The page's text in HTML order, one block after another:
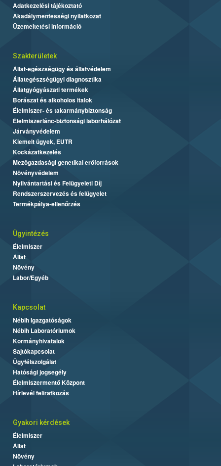
Adatkezelési tájékoztató
Akadálymentességi nyilatkozat
Üzemeltetési információ
Szakterületek
Állat-egészségügy és állatvédelem
Állategészségügyi diagnosztika
Állatgyógyászati termékek
Borászat és alkoholos italok
Élelmiszer- és takarmánybiztonság
Élelmiszerlánc-biztonsági laborhálózat
Járványvédelem
Kiemelt ügyek, EUTR
Kockázatkezelés
Mezőgazdasági genetikai erőforrások
Növényvédelem
Nyilvántartási és Felügyeleti Díj
Rendszerszervezés és felügyelet
Termékpálya-ellenőrzés
Ügyintézés
Élelmiszer
Állat
Növény
Labor/Egyéb
Kapcsolat
Nébih Igazgatóságok
Nébih Laboratóriumok
Kormányhivatalok
Sajtókapcsolat
Ügyfélszolgálat
Hatósági jogsegély
Élelmiszermentő Központ
Hírlevél feliratkozás
Gyakori kérdések
Élelmiszer
Állat
Növény